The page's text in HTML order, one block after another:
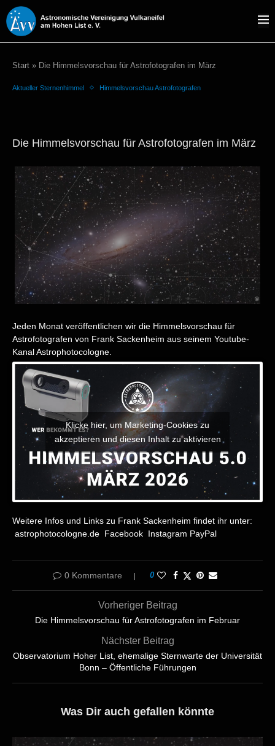
Start » Die Himmelsvorschau für Astrofotografen im März
Aktueller Sternenhimmel Himmelsvorschau Astrofotografen
Die Himmelsvorschau für Astrofotografen im März
Jeden Monat veröffentlichen wir die Himmelsvorschau für
Astrofotografen von Frank Sackenheim aus seinem Youtube-
KanalAstrophotocologne
Klicke hier, um Marketing-Cookies zu
akzeptieren und diesen Inhalt zu aktivieren
Weitere Infos und Links zu Frank Sackenheim findet ihr unter:
astrophotocologne.de Facebook Instagram PayPal
0 Kommentare 0
Vorheriger Beitrag
Die Himmelsvorschau für Astrofotografen im Februar
Nächster Beitrag
Observatorium Hoher List, ehemalige Sternwarte der Universität
Bonn – Öffentliche Führungen
Was Dir auch gefallen könnte